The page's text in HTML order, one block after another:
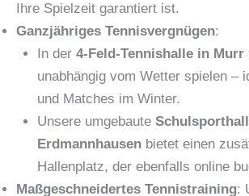
Ihre Spielzeit garantiert ist.
Ganzjähriges Tennisvergnügen:
In der 4-Feld-Tennishalle in Murr
unabhängig vom Wetter spielen –
und Matches im Winter.
Unsere umgebaute
Erdmannhausenbietet einen
Hallenplatz, der ebenfalls online
Maßgeschneidertes Tennistraining: